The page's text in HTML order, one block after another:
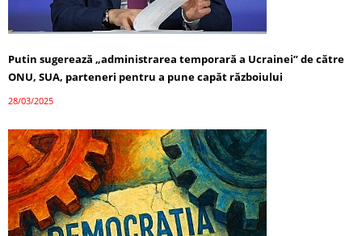
Putin sugerează „administrarea temporară a Ucrainei” de către
ONU, SUA, parteneri pentru a pune capăt războiului
28/03/2025